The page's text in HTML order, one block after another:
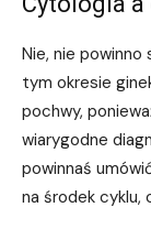
Nie, nie
tym okresie
pochwy,
wiarygodne
powinnaś
na środek cyklu,